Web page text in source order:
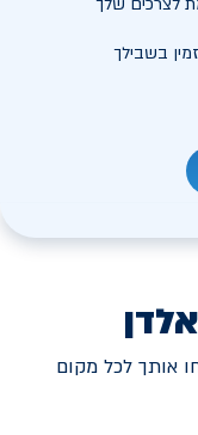
בשבילך
אותך לכל מקום